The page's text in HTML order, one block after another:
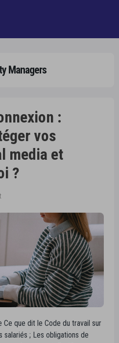
Managers
:
vos
media et
?
Ce que dit le Code du travail sur
salariés ; Les obligations de